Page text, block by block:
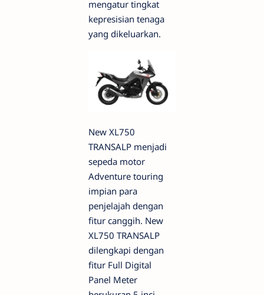
mengatur tingkat
kepresisian tenaga
yang dikeluarkan.
New XL750
TRANSALP menjadi
sepeda motor
Adventure touring
impian para
penjelajah dengan
fitur canggih. New
XL750 TRANSALP
dilengkapi dengan
fitur Full Digital
Panel Meter